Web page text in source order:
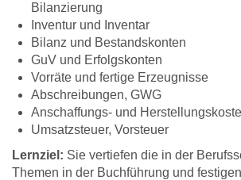
Bilanzierung
Inventur und Inventar
Bilanz und Bestandskonten
GuV und Erfolgskonten
Vorräte und fertige Erzeugnisse
Abschreibungen, GWG
Anschaffungs- und
Umsatzsteuer, Vorsteuer
Lernziel: Sie vertiefen die in der
Themen in der Buchführung und